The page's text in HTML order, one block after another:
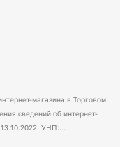
магазина в Торговом
сведений об интернет-
13.10.2022. УНП: